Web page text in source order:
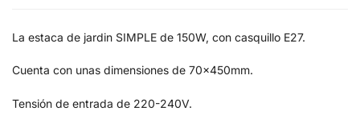
La estaca de jardin SIMPLE de 150W, con casquillo E27.
Cuenta con unas dimensiones de 70x450mm.
Tensión de entrada de 220-240V.